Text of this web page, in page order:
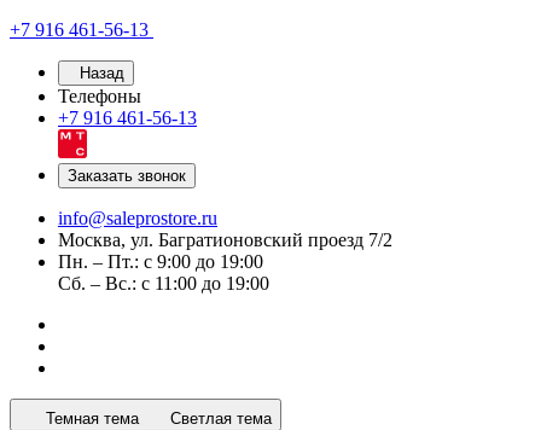
+7 916 461-56-13
Назад
Телефоны
+7 916 461-56-13
Заказать звонок
info@saleprostore.ru
Москва, ул. Багратионовский проезд 7/2
Пн. – Пт.: с 9:00 до 19:00
Сб. – Вс.: с 11:00 до 19:00
Темная тема Светлая тема